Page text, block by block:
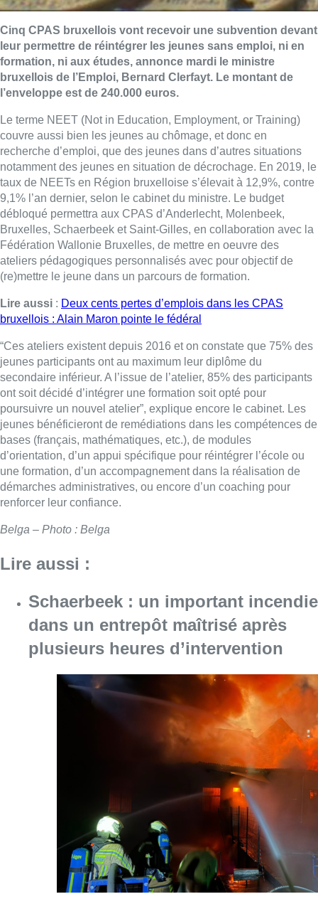
Cinq CPAS bruxellois vont recevoir une subvention devant
leur permettre de réintégrer les jeunes sans emploi, ni en
formation, ni aux études, annonce mardi le ministre
bruxellois de l’Emploi, Bernard Clerfayt. Le montant de
l’enveloppe est de 240.000 euros.
Le terme NEET (Not in Education, Employment, or Training)
couvre aussi bien les jeunes au chômage, et donc en
recherche d’emploi, que des jeunes dans d’autres situations
notamment des jeunes en situation de décrochage. En 2019, le
taux de NEETs en Région bruxelloise s’élevait à 12,9%, contre
9,1% l’an dernier, selon le cabinet du ministre. Le budget
débloqué permettra aux CPAS d’Anderlecht, Molenbeek,
Bruxelles, Schaerbeek et Saint-Gilles, en collaboration avec la
Fédération Wallonie Bruxelles, de mettre en oeuvre des
ateliers pédagogiques personnalisés avec pour objectif de
(re)mettre le jeune dans un parcours de formation.
Lire aussi : Deux cents pertes d’emplois dans les CPAS
bruxellois : Alain Maron pointe le fédéral
“Ces ateliers existent depuis 2016 et on constate que 75% des
jeunes participants ont au maximum leur diplôme du
secondaire inférieur. A l’issue de l’atelier, 85% des participants
ont soit décidé d’intégrer une formation soit opté pour
poursuivre un nouvel atelier”, explique encore le cabinet. Les
jeunes bénéficieront de remédiations dans les compétences de
bases (français, mathématiques, etc.), de modules
d’orientation, d’un appui spécifique pour réintégrer l’école ou
une formation, d’un accompagnement dans la réalisation de
démarches administratives, ou encore d’un coaching pour
renforcer leur confiance.
Belga – Photo : Belga
Lire aussi :
Schaerbeek : un important incendie
dans un entrepôt maîtrisé après
plusieurs heures d’intervention